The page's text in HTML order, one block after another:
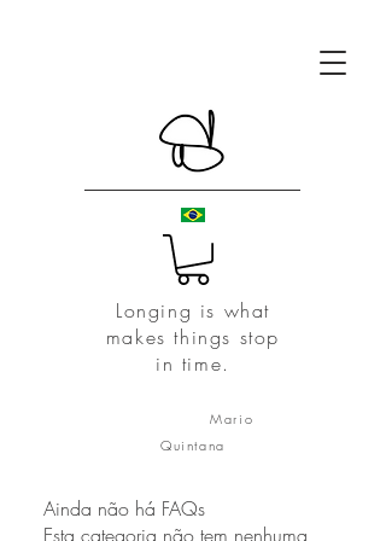
Longing is what
makes things stop
in time.
Mario
Quintana
Ainda não há FAQs
Esta categoria não tem nenhuma